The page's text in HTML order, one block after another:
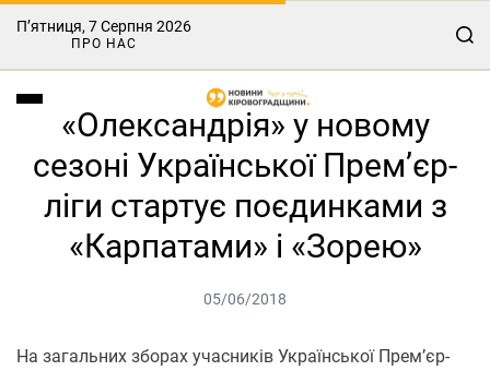
П’ятниця, 7 Серпня 2026
ПРО НАС
«Олександрія» у новому
сезоні Української Прем’єр-
ліги стартує поєдинками з
«Карпатами» і «Зорею»
05/06/2018
На загальних зборах учасників Української Прем’єр-